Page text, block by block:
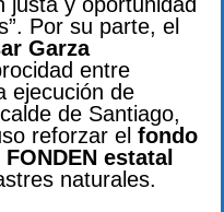
Por su parte, el
Garza
entre
ejecución de
de Santiago,
reforzar el fondo
FONDEN estatal
naturales.